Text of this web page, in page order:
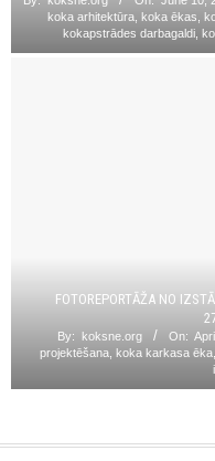
koka arhitektūra koka ēkas
kokapstrādes darbagaldi,
FOTOREPORTĀŽA NO
By: koksne.org On:
projektēšana, koka karkasa ēka,